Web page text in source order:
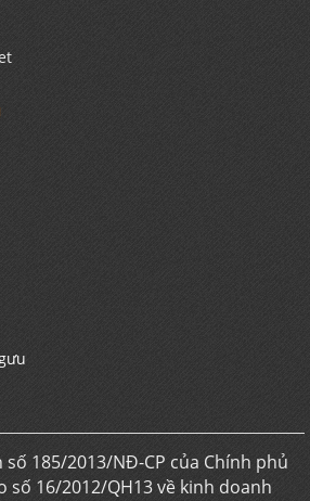
185/2013/NĐ-CP của Chính phủ
số 16/2012/QH13 về kinh doanh